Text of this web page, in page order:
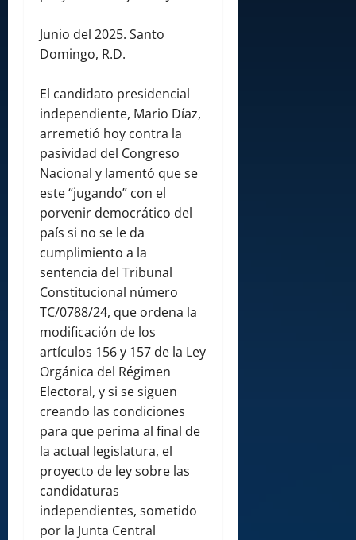
Junio del 2025. Santo
Domingo, R.D.
El candidato presidencial
independiente, Mario Díaz,
arremetió hoy contra la
pasividad del Congreso
Nacional y lamentó que se
este “jugando” con el
porvenir democrático del
país si no se le da
cumplimiento a la
sentencia del Tribunal
Constitucional número
TC/0788/24, que ordena la
modificación de los
artículos 156 y 157 de la Ley
Orgánica del Régimen
Electoral, y si se siguen
creando las condiciones
para que perima al final de
la actual legislatura, el
proyecto de ley sobre las
candidaturas
independientes, sometido
por la Junta Central